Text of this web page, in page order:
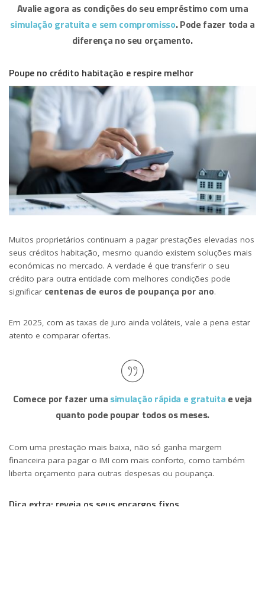
Avalie agora as condições do seu empréstimo com uma
simulação gratuita e sem compromisso. Pode fazer toda a
diferença no seu orçamento.
Poupe no crédito habitação e respire melhor
Muitos proprietários continuam a pagar prestações elevadas nos
seus créditos habitação, mesmo quando existem soluções mais
económicas no mercado. A verdade é que transferir o seu
crédito para outra entidade com melhores condições pode
significar centenas de euros de poupança por ano.
Em 2025, com as taxas de juro ainda voláteis, vale a pena estar
atento e comparar ofertas.
Comece por fazer uma simulação rápida e gratuita e veja
quanto pode poupar todos os meses.
Com uma prestação mais baixa, não só ganha margem
financeira para pagar o IMI com mais conforto, como também
liberta orçamento para outras despesas ou poupança.
Dica extra: reveja os seus encargos fixos